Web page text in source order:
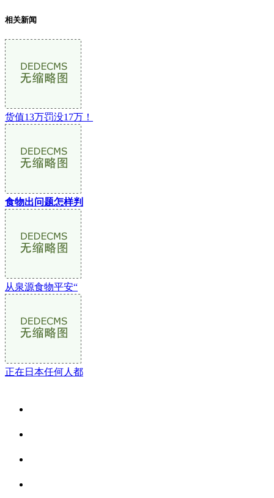
相关新闻
货值13万罚没17万！
食物出问题怎样判
从泉源食物平安“
正在日本任何人都